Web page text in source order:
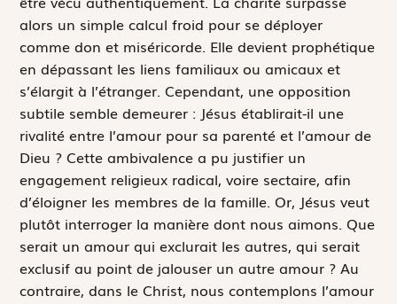
alors un simple calcul froid pour se déployer
comme don et miséricorde. Elle devient prophétique
en dépassant les liens familiaux ou amicaux et
s’élargit à l’étranger. Cependant, une opposition
subtile semble demeurer : Jésus établirait-il une
rivalité entre l’amour pour sa parenté et l’amour de
Dieu ? Cette ambivalence a pu justifier un
engagement religieux radical, voire sectaire, afin
d’éloigner les membres de la famille. Or, Jésus veut
plutôt interroger la manière dont nous aimons. Que
serait un amour qui exclurait les autres, qui serait
exclusif au point de jalouser un autre amour ? Au
contraire, dans le Christ, nous contemplons l’amour